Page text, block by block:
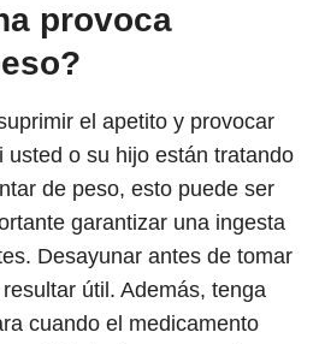
provoca
el apetito y provocar
usted o su hijo están tratando
de peso, esto puede ser
garantizar una ingesta
Desayunar antes de tomar
útil. Además, tenga
cuando el medicamento